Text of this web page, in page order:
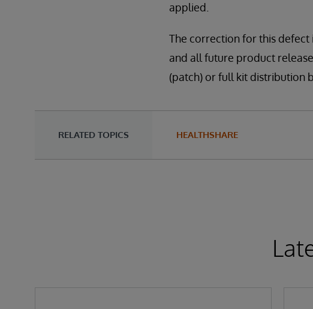
applied.
The correction for this defect
and all future product
(patch) or full kit distribution
RELATED TOPICS HEALTHSHARE